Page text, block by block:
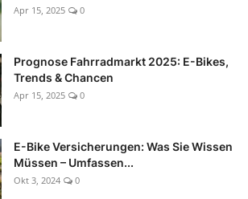
Apr 15, 2025 0
Prognose Fahrradmarkt 2025: E-Bikes,
Trends & Chancen
Apr 15, 2025 0
E-Bike Versicherungen: Was Sie Wissen
Müssen – Umfassen...
Okt 3, 2024 0